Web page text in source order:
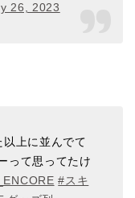
26, 2023
上に並んでて
って思ってたけ
#スキ